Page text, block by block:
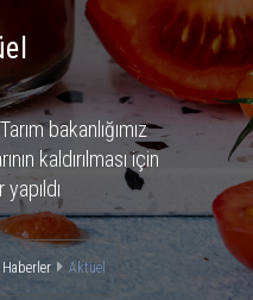
bakanlığımız
kaldırılması için
Aktüel